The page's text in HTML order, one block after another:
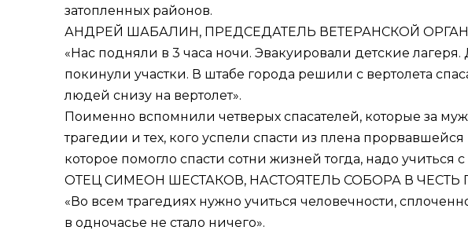
затопленных районов.
АНДРЕЙ ШАБАЛИН, ПРЕДСЕДАТЕЛЬ ВЕТЕРАНСКОЙ
«Нас подняли в 3 часа ночи. Эвакуировали детские
покинули участки. В штабе города решили с вертолета
людей снизу на вертолет».
Поименно вспомнили четверых спасателей, которые за
трагедии и тех, кого успели спасти из плена
которое помогло спасти сотни жизней тогда, надо учиться с
ОТЕЦ СИМЕОН ШЕСТАКОВ, НАСТОЯТЕЛЬ СОБОРА В
«Во всем трагедиях нужно учиться человечности,
в одночасье не стало ничего».